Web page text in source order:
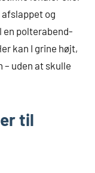
og
en polterabend-
kan I grine højt,
– uden at skulle
til